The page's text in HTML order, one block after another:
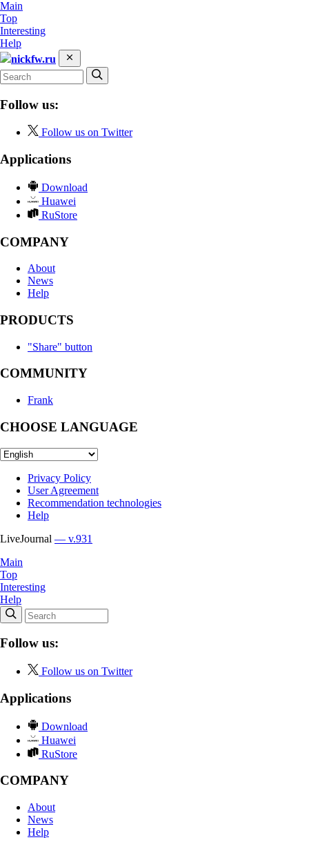
Main
Top
Interesting
Help
nickfw.ru
Follow us:
Follow us on Twitter
Applications
Download
Huawei
RuStore
COMPANY
About
News
Help
PRODUCTS
"Share" button
COMMUNITY
Frank
CHOOSE LANGUAGE
Privacy Policy
User Agreement
Recommendation technologies
Help
LiveJournal — v.931
Main
Top
Interesting
Help
Follow us:
Follow us on Twitter
Applications
Download
Huawei
RuStore
COMPANY
About
News
Help